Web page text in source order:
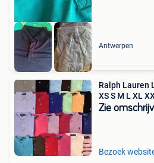
Antwerpen
Ralph Lauren
XS S M L XL
Zie
Bezoek